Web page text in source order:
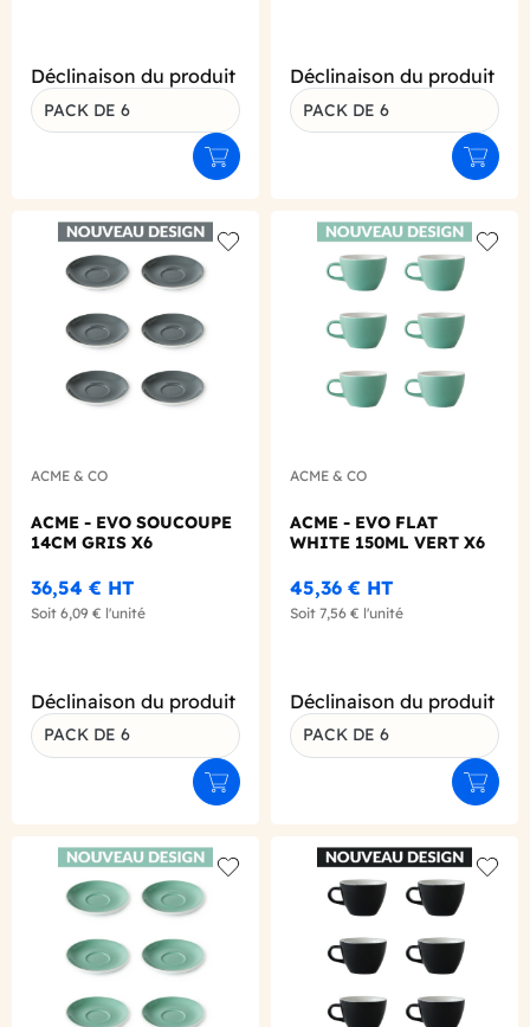
Déclinaison du produit
PACK DE 6
Ajouter au panier
Déclinaison du produit
PACK DE 6
Add to wishlist
ACME & CO
ACME - EVO SOUCOUPE
14CM GRIS X6
36,54 € HT
Soit 6,09 € l'unité
Déclinaison du produit
PACK DE 6
Ajouter au panier
ACME & CO
ACME - EVO FLAT
WHITE 150ML VERT X6
45,36 € HT
Soit 7,56 € l'unité
Déclinaison du produit
PACK DE 6
Add to wishlist